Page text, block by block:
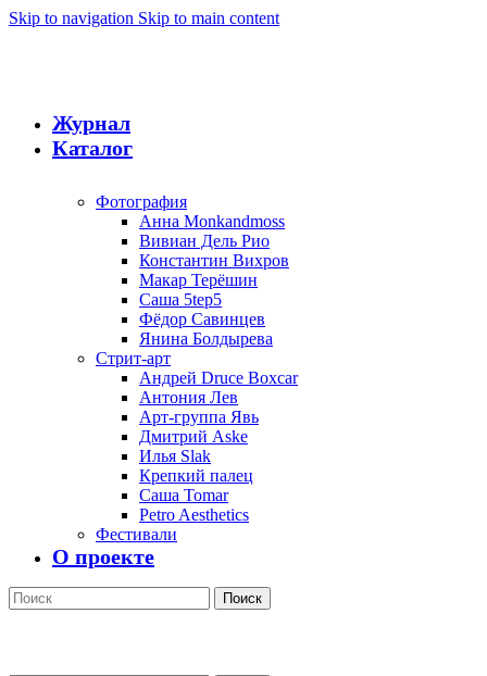
Skip to navigation Skip to main content
Журнал
Каталог
Фотография
Анна Monkandmoss
Вивиан Дель Рио
Константин Вихров
Макар Терёшин
Саша 5tep5
Фёдор Савинцев
Янина Болдырева
Стрит-арт
Андрей Druce Boxcar
Антония Лев
Арт-группа Явь
Дмитрий Aske
Илья Slak
Крепкий палец
Саша Tomar
Petro Aesthetics
Фестивали
О проекте
Поиск